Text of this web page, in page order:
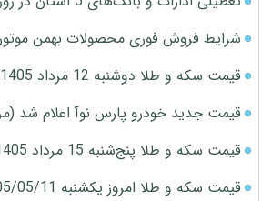
شرایط فروش فوری محصولات بهمن موتور
قیمت سکه و طلا دوشنبه 12 مرداد 1405
قیمت جدید خودرو پارس نوآ اعلام شد (مرداد
قیمت سکه و طلا پنج‌شنبه 15 مرداد 1405
قیمت سکه و طلا امروز یکشنبه 1405/05/11